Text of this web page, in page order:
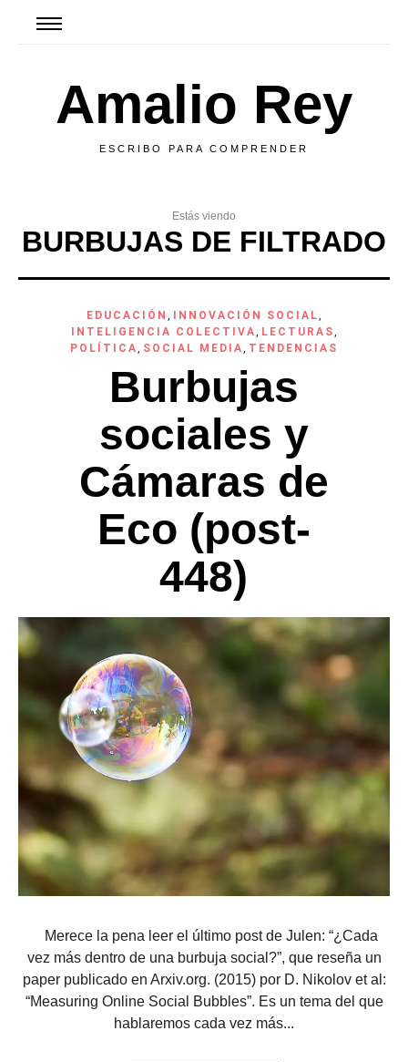
Amalio Rey
ESCRIBO PARA COMPRENDER
Estás viendo
BURBUJAS DE FILTRADO
EDUCACIÓN , INNOVACIÓN SOCIAL,
INTELIGENCIA COLECTIVA, LECTURAS,
POLÍTICA, SOCIAL MEDIA, TENDENCIAS
Burbujas
sociales y
Cámaras de
Eco (post-
448)
Merece la pena leer el último post de Julen: “¿Cada
vez más dentro de una burbuja social?”, que reseña un
paper publicado en Arxiv.org. (2015) por D. Nikolov et al:
“Measuring Online Social Bubbles”. Es un tema del que
hablaremos cada vez más...